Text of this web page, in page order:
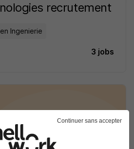
recrutement
Ingenierie
3 jobs
Continuer sans accepter